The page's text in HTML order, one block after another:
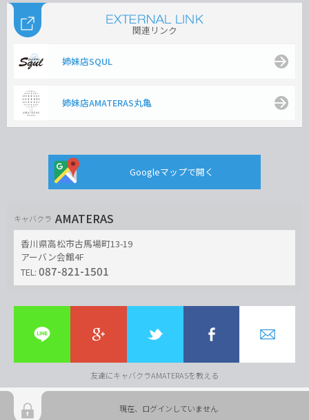
関連リンク
姉妹店SQUL
姉妹店AMATERAS丸亀
Googleマップで開く
キャバクラ AMATERAS
香川県高松市古馬場町13-19
アーバン会館4F
TEL: 087-821-1501
友達にキャバクラAMATERASを教える
現在、ログインしていません